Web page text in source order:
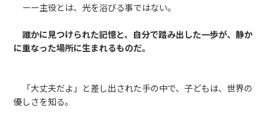
ーー主役とは、光を浴びる事ではない。
誰かに見つけられた記憶と、自分で踏み出した一歩が、静か
に重なった場所に生まれるものだ。
「大丈夫だよ」と差し出された手の中で、子どもは、世界の
優しさを知る。